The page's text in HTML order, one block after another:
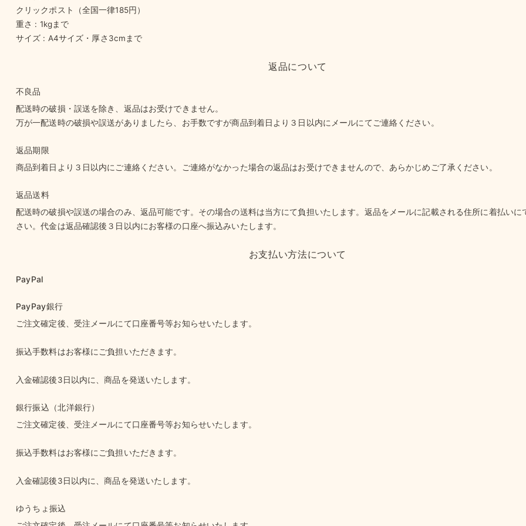
クリックポスト（全国一律185円）
重さ : 1kgまで
サイズ : A4サイズ・厚さ3cmまで
返品について
不良品
配送時の破損・誤送を除き、返品はお受けできません。
万が一配送時の破損や誤送がありましたら、お手数ですが商品到着日より３日以内にメールにてご連絡ください。
返品期限
商品到着日より３日以内にご連絡ください。ご連絡がなかった場合の返品はお受けできませんので、あらかじめご了承ください。
返品送料
配送時の破損や誤送の場合のみ、返品可能です。その場合の送料は当方にて負担いたします。返品をメールに記載される住所に着払いに
さい。代金は返品確認後３日以内にお客様の口座へ振込みいたします。
お支払い方法について
PayPal
PayPay銀行
ご注文確定後、受注メールにて口座番号等お知らせいたします。
振込手数料はお客様にご負担いただきます。
入金確認後3日以内に、商品を発送いたします。
銀行振込（北洋銀行）
ご注文確定後、受注メールにて口座番号等お知らせいたします。
振込手数料はお客様にご負担いただきます。
入金確認後3日以内に、商品を発送いたします。
ゆうちょ振込